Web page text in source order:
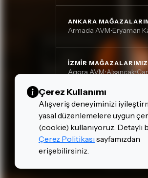
ANKARA
Armada AVM•Eryaman
İZMIR MAĞAZALARIMIZ
Agora AVM•Alsancak•
DIĞER
Adana, Çukurova -
Gizlilik Politikası
Çerez Kullanımı
Alışveriş deneyiminizi
yasal düzenlemelere uygun
(cookie) kullanıyoruz. Detaylı
Çerez Politikası sayfamızdan
erişebilirsiniz.